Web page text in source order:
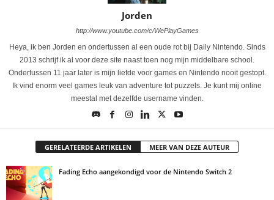
Jorden
http://www.youtube.com/c/WePlayGames
Heya, ik ben Jorden en ondertussen al een oude rot bij Daily Nintendo. Sinds
2013 schrijf ik al voor deze site naast toen nog mijn middelbare school.
Ondertussen 11 jaar later is mijn liefde voor games en Nintendo nooit gestopt.
Ik vind enorm veel games leuk van adventure tot puzzels. Je kunt mij online
meestal met dezelfde username vinden.
GERELATEERDE ARTIKELEN MEER VAN DEZE AUTEUR
Fading Echo aangekondigd voor de Nintendo Switch 2